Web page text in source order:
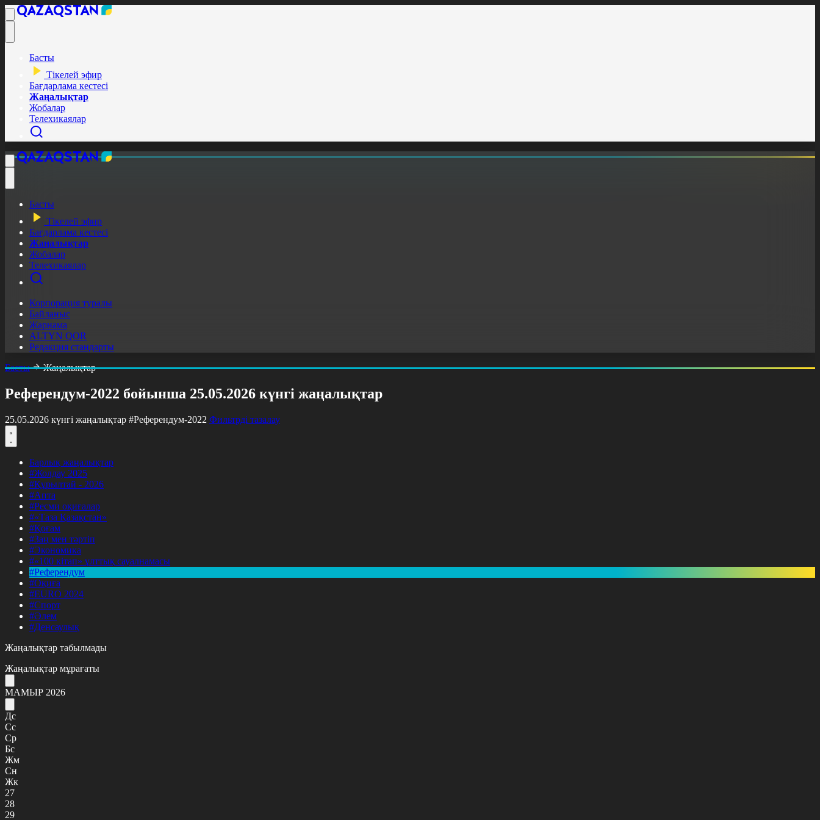
Басты
Тікелей эфир
Бағдарлама кестесі
Жаңалықтар
Жобалар
Телехикаялар
Басты
Тікелей эфир
Бағдарлама кестесі
Жаңалықтар
Жобалар
Телехикаялар
Корпорация туралы
Байланыс
Жарнама
ALTYN QOR
Редакция стандарты
Басты
Жаңалықтар
Референдум-2022 бойынша 25.05.2026 күнгі жаңалықтар
25.05.2026 күнгі жаңалықтар #Референдум-2022 Фильтрді тазалау
Барлық жаңалықтар
#Жолдау 2025
#Құрылтай - 2026
#Апта
#Ресми оқиғалар
#«Таза Қазақстан»
#Қоғам
#Заң мен тәртіп
#Экономика
#«100 кітап» ұлттық сауалнамасы
#Референдум
#Оқиға
#EURO 2024
#Спорт
#Әлем
#Денсаулық
Жаңалықтар табылмады
Жаңалықтар мұрағаты
МАМЫР 2026
Дс
Сс
Ср
Бс
Жм
Сн
Жк
27
28
29